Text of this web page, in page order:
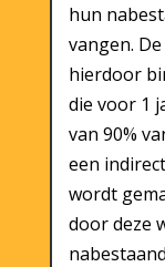
hun
vangen.
hierdoor
die voor 1
van 90%
een
wordt
door deze